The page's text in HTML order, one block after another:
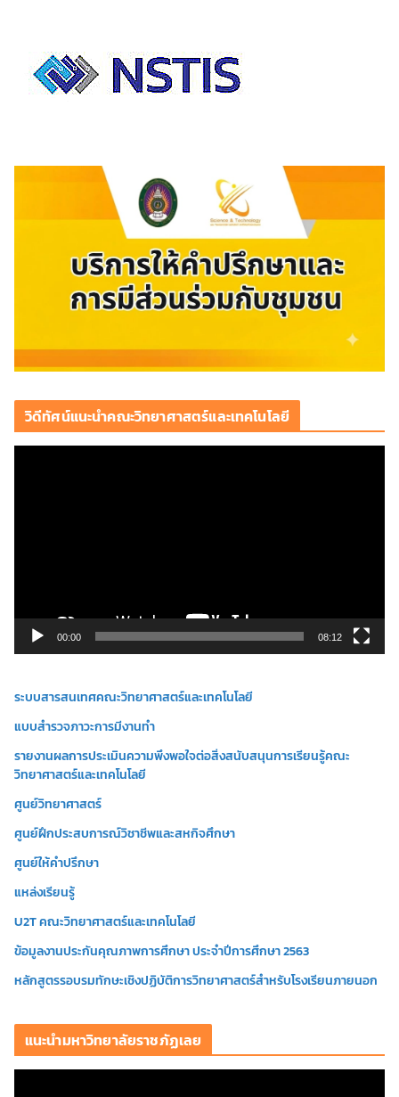
วิดีทัศน์แนะนำคณะวิทยาศาสตร์และเทคโนโลยี
ดี
อ
00:00 08:12
ระบบสารสนเทศคณะวิทยาศาสตร์และเทคโนโลยี
แบบสำรวจภาวะการมีงานทำ
รายงานผลการประเมินความพึงพอใจต่อสิ่งสนับสนุนการเรียนรู้คณะ
วิทยาศาสตร์และเทคโนโลยี
ศูนย์วิทยาศาสตร์
ศูนย์ฝึกประสบการณ์วิชาชีพและสหกิจศึกษา
ศูนย์ให้คำปรึกษา
แหล่งเรียนรู้
U2T คณะวิทยาศาสตร์และเทคโนโลยี
ข้อมูลงานประกันคุณภาพการศึกษา ประจำปีการศึกษา 2563
หลักสูตรรอบรมทักษะเชิงปฏิบัติการวิทยาศาสตร์สำหรับโรงเรียนภายนอก
แนะนำมหาวิทยาลัยราชภัฏเลย